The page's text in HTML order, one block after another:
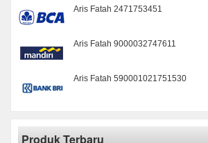
Aris Fatah 2471753451
Aris Fatah 9000032747611
Aris Fatah 590001021751530
Produk Terbaru